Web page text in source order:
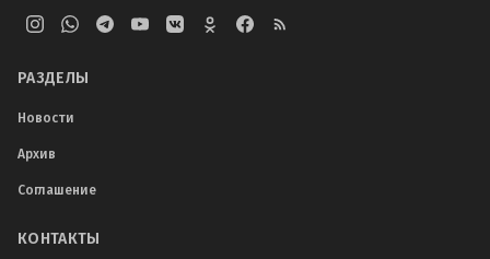
РАЗДЕЛЫ
Новости
Архив
Соглашение
КОНТАКТЫ